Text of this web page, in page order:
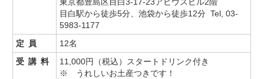
東京都豊島区目白3-17-23アビウスビル2階
目白駅から徒歩5分、池袋から徒歩12分 Tel, 03-
5983-1177
定員
12名
受講料
11,000円（税込）スタートドリンク付き
※ うれしいお土産つきです！